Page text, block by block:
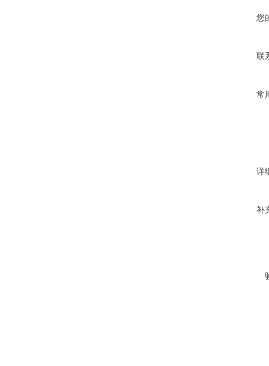
您
联
常
详
补